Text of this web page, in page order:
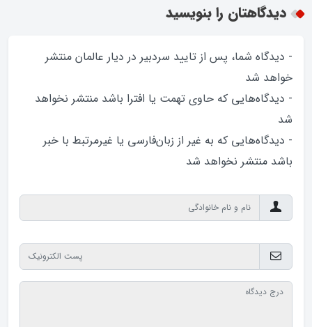
دیدگاهتان را بنویسید
- دیدگاه شما، پس از تایید سردبیر در دیار عالمان منتشر
خواهد‌ شد
- دیدگاه‌هایی که حاوی تهمت یا افترا باشد منتشر نخواهد‌
شد
- دیدگاه‌هایی که به غیر از زبان‌فارسی یا غیرمرتبط با خبر
باشد منتشر نخواهد‌ شد